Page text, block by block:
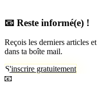
📧 Reste informé(e) !
Reçois les derniers articles
dans ta boîte mail.
S'inscrire gratuitement
📧